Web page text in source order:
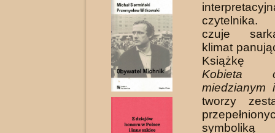
czytelnika.
czuje
klimat
Książkę
Kobieta
miedzianym
tworzy